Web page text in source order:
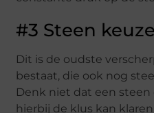
#3 Steen
Dit is de oudste
bestaat, die ook nog
Denk niet dat een
hierbij de klus kan